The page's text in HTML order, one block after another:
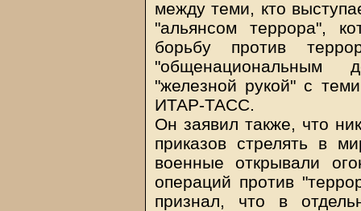
между теми, кто
"альянсом террора",
борьбу против
"общенациональным
"железной рукой" с
ИТАР-ТАСС.
Он заявил также, что
приказов стрелять в
военные открывали
операций против
признал, что в